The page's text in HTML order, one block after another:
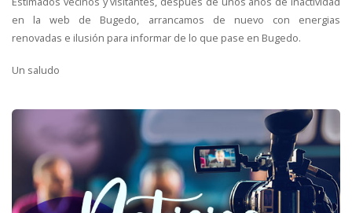
en la web de Bugedo, arrancamos de nuevo con energias
renovadas e ilusión para informar de lo que pase en Bugedo.
Un saludo